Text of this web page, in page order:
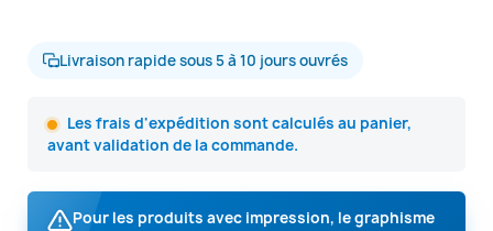
Livraison rapide sous 5 à 10 jours ouvrés
Les frais d'expédition sont calculés au panier,
avant validation de la commande.
Pour les produits avec impression, le graphisme